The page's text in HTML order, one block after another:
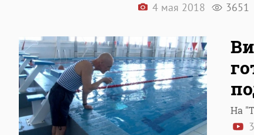
4 мая 2018
3651
На